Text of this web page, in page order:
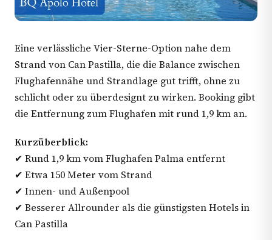
Eine verlässliche Vier-Sterne-Option nahe dem
Strand von Can Pastilla, die die Balance zwischen
Flughafennähe und Strandlage gut trifft, ohne zu
schlicht oder zu überdesignt zu wirken. Booking gibt
die Entfernung zum Flughafen mit rund 1,9 km an.
Kurzüberblick:
✔ Rund 1,9 km vom Flughafen Palma entfernt
✔ Etwa 150 Meter vom Strand
✔ Innen- und Außenpool
✔ Besserer Allrounder als die günstigsten Hotels in
Can Pastilla